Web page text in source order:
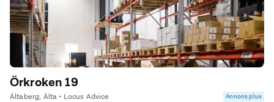
Örkroken 19
Ältaberg, Älta • Locus Advice Annons plus